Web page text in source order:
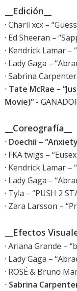
__Edición__
· Charli xcx –
· Ed Sheeran –
· Kendrick Lamar –
· Lady Gaga –
· Sabrina
· Tate McRae –
Movie)” -
__Coreografía__
· Doechii –
· FKA twigs –
· Kendrick Lamar –
· Lady Gaga –
· Tyla – “PUSH 2
· Zara Larsson –
__Efectos
· Ariana Grande –
· Lady Gaga –
· ROSÉ & Bruno
· Sabrina